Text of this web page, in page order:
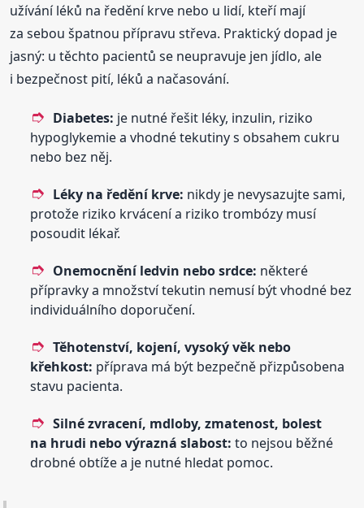
užívání léků na ředění krve nebo u lidí, kteří mají
za sebou špatnou přípravu střeva. Praktický dopad je
jasný: u těchto pacientů se neupravuje jen jídlo, ale
i bezpečnost pití, léků a načasování.
Diabetes: je nutné řešit léky, inzulin, riziko
hypoglykemie a vhodné tekutiny s obsahem cukru
nebo bez něj.
Léky na ředění krve: nikdy je nevysazujte sami,
protože riziko krvácení a riziko trombózy musí
posoudit lékař.
Onemocnění ledvin nebo srdce: některé
přípravky a množství tekutin nemusí být vhodné bez
individuálního doporučení.
Těhotenství, kojení, vysoký věk nebo
křehkost: příprava má být bezpečně přizpůsobena
stavu pacienta.
Silné zvracení, mdloby, zmatenost, bolest
na hrudi nebo výrazná slabost: to nejsou běžné
drobné obtíže a je nutné hledat pomoc.